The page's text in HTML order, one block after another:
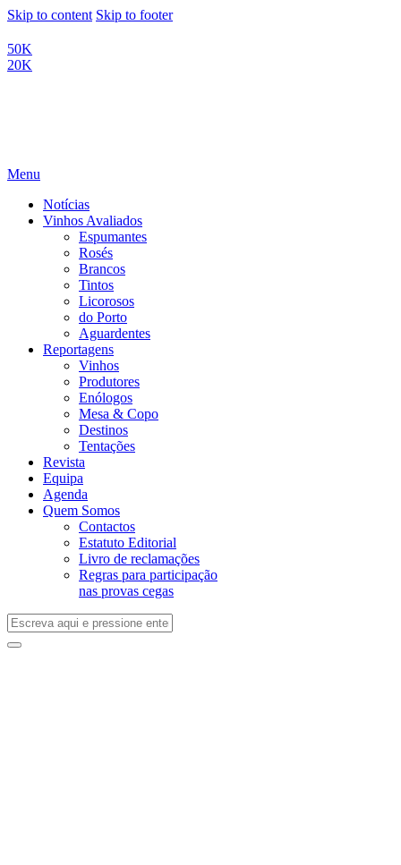
Skip to content Skip to footer
50K
20K
Menu
Notícias
Vinhos Avaliados
Espumantes
Rosés
Brancos
Tintos
Licorosos
do Porto
Aguardentes
Reportagens
Vinhos
Produtores
Enólogos
Mesa & Copo
Destinos
Tentações
Revista
Equipa
Agenda
Quem Somos
Contactos
Estatuto Editorial
Livro de reclamações
Regras para participação
nas provas cegas